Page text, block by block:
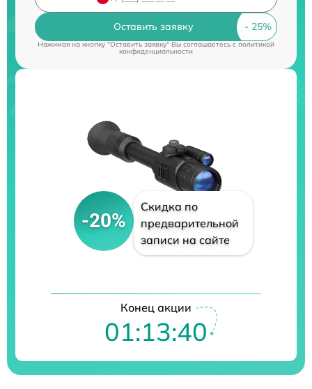
Оставить заявку
Нажимая на кнопку "Оставить заявку" Вы соглашаетесь cполитикой
конфиденциальности
-20%
Скидка по
предварительной
записи на сайте
Конец акции
01:13:39